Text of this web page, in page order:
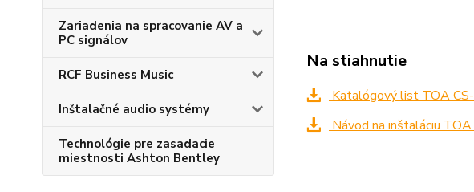
Zariadenia na spracovanie AV a
PC signálov
RCF Business Music
Inštalačné audio systémy
Technológie pre zasadacie
miestnosti Ashton Bentley
Na stiahnutie
Katalógový list TOA
Návod na inštaláciu